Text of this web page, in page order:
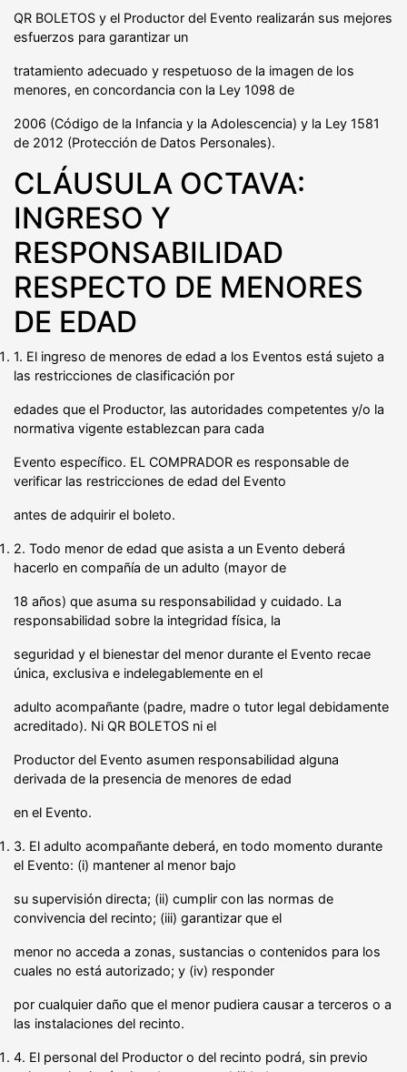
QR BOLETOS y el Productor del Evento realizarán sus mejores
esfuerzos para garantizar un
tratamiento adecuado y respetuoso de la imagen de los
menores, en concordancia con la Ley 1098 de
2006 (Código de la Infancia y la Adolescencia) y la Ley 1581
de 2012 (Protección de Datos Personales).
CLÁUSULA OCTAVA:
INGRESO Y
RESPONSABILIDAD
RESPECTO DE MENORES
DE EDAD
1. El ingreso de menores de edad a los Eventos está sujeto a
las restricciones de clasificación por
edades que el Productor, las autoridades competentes y/o la
normativa vigente establezcan para cada
Evento específico. EL COMPRADOR es responsable de
verificar las restricciones de edad del Evento
antes de adquirir el boleto.
2. Todo menor de edad que asista a un Evento deberá
hacerlo en compañía de un adulto (mayor de
18 años) que asuma su responsabilidad y cuidado. La
responsabilidad sobre la integridad física, la
seguridad y el bienestar del menor durante el Evento recae
única, exclusiva e indelegablemente en el
adulto acompañante (padre, madre o tutor legal debidamente
acreditado). Ni QR BOLETOS ni el
Productor del Evento asumen responsabilidad alguna
derivada de la presencia de menores de edad
en el Evento.
3. El adulto acompañante deberá, en todo momento durante
el Evento: (i) mantener al menor bajo
su supervisión directa; (ii) cumplir con las normas de
convivencia del recinto; (iii) garantizar que el
menor no acceda a zonas, sustancias o contenidos para los
cuales no está autorizado; y (iv) responder
por cualquier daño que el menor pudiera causar a terceros o a
las instalaciones del recinto.
4. El personal del Productor o del recinto podrá, sin previo